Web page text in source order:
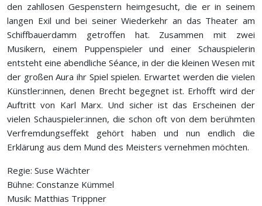
den zahllosen Gespenstern heimgesucht, die er in seinem
langen Exil und bei seiner Wiederkehr an das Theater am
Schiffbauerdamm getroffen hat. Zusammen mit zwei
Musikern, einem Puppenspieler und einer Schauspielerin
entsteht eine abendliche Séance, in der die kleinen Wesen mit
der großen Aura ihr Spiel spielen. Erwartet werden die vielen
Künstler:innen, denen Brecht begegnet ist. Erhofft wird der
Auftritt von Karl Marx. Und sicher ist das Erscheinen der
vielen Schauspieler:innen, die schon oft von dem berühmten
Verfremdungseffekt gehört haben und nun endlich die
Erklärung aus dem Mund des Meisters vernehmen möchten.
Regie: Suse Wächter
Bühne: Constanze Kümmel
Musik: Matthias Trippner